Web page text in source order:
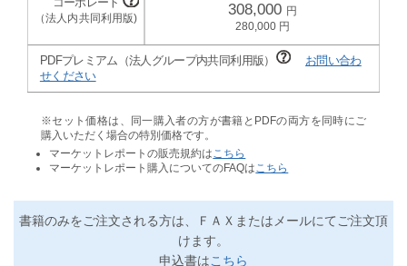
308,000
280,000
PDFプレミアム（法人グループ内共同利用版）
お問い合わ
せください
※セット価格は、同一購入者の方が書籍とPDFの両方を同時にご
購入いただく場合の特別価格です。
マーケットレポートの販売規約は こちら
マーケットレポート購入についてのFAQは こちら
書籍のみをご注文される方は、ＦＡＸまたはメールにてご注文頂
けます。
申込書はこちら